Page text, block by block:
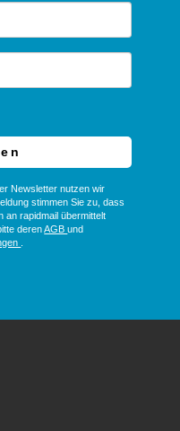
Newsletter nutzen wir
stimmen Sie zu, dass
an rapidmail übermittelt
derenAGBund